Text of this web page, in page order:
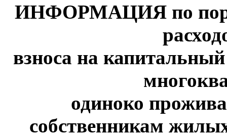
ИНФОРМАЦИЯ по
взноса на
одиноко
собственникам